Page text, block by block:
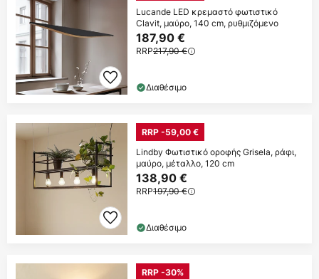
Lucande LED κρεμαστό φωτιστικό
Clavit, μαύρο, 140 cm, ρυθμιζόμενο
187,90 €
RRP217,90 €
Διαθέσιμο
RRP -59,00 €
Lindby Φωτιστικό οροφής Grisela, ράφι,
μαύρο, μέταλλο, 120 cm
138,90 €
RRP197,90 €
Διαθέσιμο
RRP -30%